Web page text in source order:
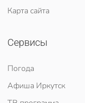
Карта сайта
Сервисы
Погода
Афиша Иркутск